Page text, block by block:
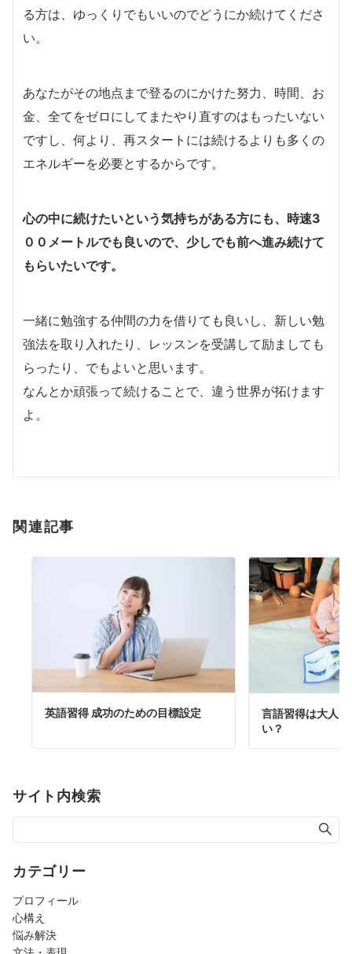
る方は、ゆっくりでもいいのでどうにか続けてくださ
い。
あなたがその地点まで登るのにかけた努力、時間、お
金、全てをゼロにしてまたやり直すのはもったいない
ですし、何より、再スタートには続けるよりも多くの
エネルギーを必要とするからです。
心の中に続けたいという気持ちがある方にも、時速3
００メートルでも良いので、少しでも前へ進み続けて
もらいたいです。
一緒に勉強する仲間の力を借りても良いし、新しい勉
強法を取り入れたり、レッスンを受講して励ましても
らったり、でもよいと思います。
なんとか頑張って続けることで、違う世界が拓けます
よ。
関連記事
英語習得 成功のための目標設定
言語習得は大人
い？
サイト内検索
カテゴリー
プロフィール
心構え
悩み解決